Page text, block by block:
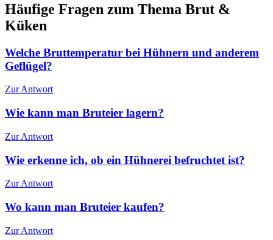
Häufige Fragen zum Thema Brut &
Küken
Welche Bruttemperatur bei Hühnern und anderem
Geflügel?
Zur Antwort
Wie kann man Bruteier lagern?
Zur Antwort
Wie erkenne ich, ob ein Hühnerei befruchtet ist?
Zur Antwort
Wo kann man Bruteier kaufen?
Zur Antwort